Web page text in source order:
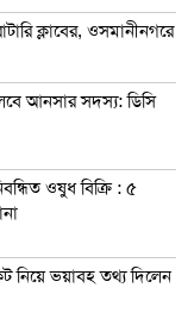
ক্লাবের, ওসমানীনগরে
আনসার সদস্য: ডিসি
ওষুধ বিক্রি : ৫
নিয়ে ভয়াবহ তথ্য দিলেন